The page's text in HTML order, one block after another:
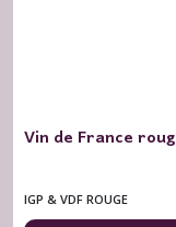
Vin de France
IGP & VDF ROUGE